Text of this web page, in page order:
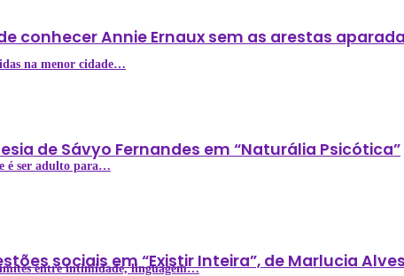
na menor cidade…
é ser adulto para…
entre intimidade, linguagem…
conhecer Annie Ernaux sem as arestas
de Sávyo Fernandes em “Naturália Psicótica”
sociais em “Existir Inteira”, de Marlucia Alves